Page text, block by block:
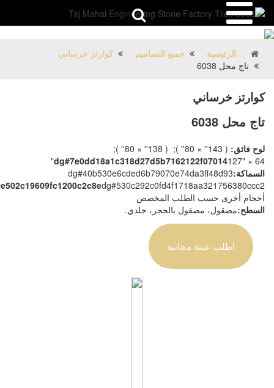
الرئيسية جميع التصاميم
كوارتز خرساني
تاج محل 6038
كوارتز خرساني
تاج محل 6038
لوح فائق: ( 143'' × 80'' ); ( 138'' × 80'' );
dg#7e0dd18a1c318d27d5b7162122f07014127" × 64"
السماكة:dg#40b530e6cded6b79070e74da3ff48d93
dg#530c292c0fd4f1718aa321756380ccc2
أحجام أخرى حسب الطلب المخصص
السطح:مصقول، مصقول بالحجر، جلدي.
اطلب عينة مجانية